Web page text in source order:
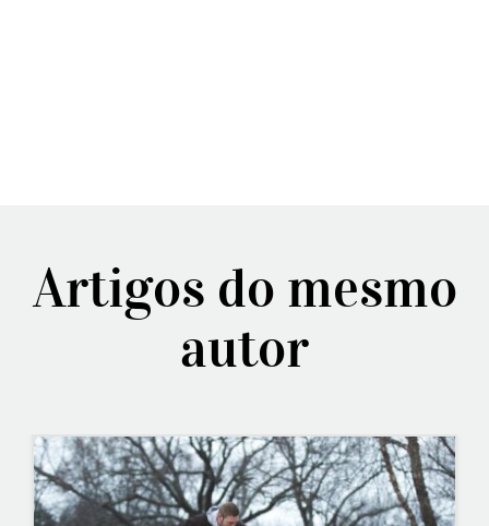
Artigos do mesmo
autor